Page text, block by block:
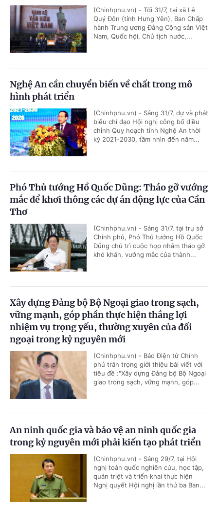
(Chinhphu.vn) - Tối 31/7, tại xã Lê
Quý Đôn (tỉnh Hưng Yên), Ban Chấp
hành Trung ương Đảng Cộng sản Việt
Nam, Quốc hội, Chủ tịch nước,...
Nghệ An cần chuyển biến về chất trong mô
hình phát triển
(Chinhphu.vn) - Sáng 31/7, dự và phát
biểu chỉ đạo Hội nghị công bố điều
chỉnh Quy hoạch tỉnh Nghệ An thời
kỳ 2021-2030, tầm nhìn đến năm...
Phó Thủ tướng Hồ Quốc Dũng: Tháo gỡ vướng
mắc để khơi thông các dự án động lực của Cần
Thơ
(Chinhphu.vn) - Sáng 31/7, tại trụ sở
Chính phủ, Phó Thủ tướng Hồ Quốc
Dũng chủ trì cuộc họp nhằm tháo gỡ
khó khăn, vướng mắc của thành...
Xây dựng Đảng bộ Bộ Ngoại giao trong sạch,
vững mạnh, góp phần thực hiện thắng lợi
nhiệm vụ trọng yếu, thường xuyên của đối
ngoại trong kỷ nguyên mới
(Chinhphu.vn) - Báo Điện tử Chính
phủ trân trọng giới thiệu bài viết với
tiêu đề :"Xây dựng Đảng bộ Bộ Ngoại
giao trong sạch, vững mạnh, góp...
An ninh quốc gia và bảo vệ an ninh quốc gia
trong kỷ nguyên mới phải kiến tạo phát triển
(Chinhphu.vn) - Sáng 29/7, tại Hội
nghị toàn quốc nghiên cứu, học tập,
quán triệt và triển khai thực hiện
Nghị quyết Hội nghị lần thứ ba Ban...